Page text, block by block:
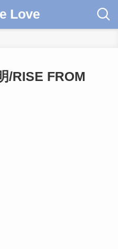
Love
/RISE FROM